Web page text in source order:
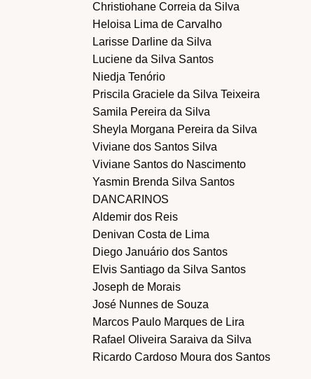
Christiohane Correia da Silva
Heloisa Lima de Carvalho
Larisse Darline da Silva
Luciene da Silva Santos
Niedja Tenório
Priscila Graciele da Silva Teixeira
Samila Pereira da Silva
Sheyla Morgana Pereira da Silva
Viviane dos Santos Silva
Viviane Santos do Nascimento
Yasmin Brenda Silva Santos
DANCARINOS
Aldemir dos Reis
Denivan Costa de Lima
Diego Januário dos Santos
Elvis Santiago da Silva Santos
Joseph de Morais
José Nunnes de Souza
Marcos Paulo Marques de Lira
Rafael Oliveira Saraiva da Silva
Ricardo Cardoso Moura dos Santos